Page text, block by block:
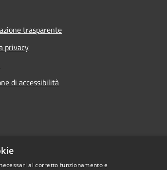
trasparente
privacy
di accessibilità
al corretto funzionamento e